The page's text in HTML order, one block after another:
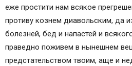
Молитва ко Господу
Молитва к святым праведным
Иоаки́му и А́нне
Молитва первая
Молитва вторая
еже простити нам всякое
противу кознем диавольским, да
болезней, бед и напастей и
праведно поживем в нынешнем
предстательством твоим, аще и